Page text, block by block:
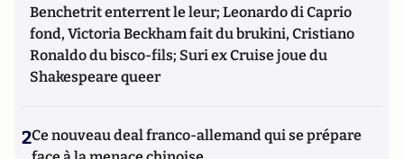
Benchetrit enterrent le leur; Leonardo di Caprio
fond, Victoria Beckham fait du brukini, Cristiano
Ronaldo du bisco-fils; Suri ex Cruise joue du
Shakespeare queer
2Ce nouveau deal franco-allemand qui se prépare